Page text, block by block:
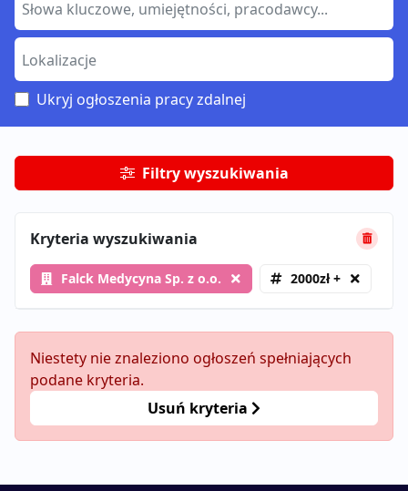
Ukryj ogłoszenia pracy zdalnej
Filtry wyszukiwania
Kryteria wyszukiwania
Falck Medycyna Sp. z o.o. 2000zł +
Niestety nie znaleziono ogłoszeń spełniających
podane kryteria.
Usuń kryteria